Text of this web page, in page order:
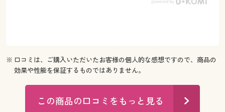
※ 口コミは、ご購入いただいたお客様の個人的な感想ですので、商品の
効果や性能を保証するものではありません。
この商品の口コミをもっと見る